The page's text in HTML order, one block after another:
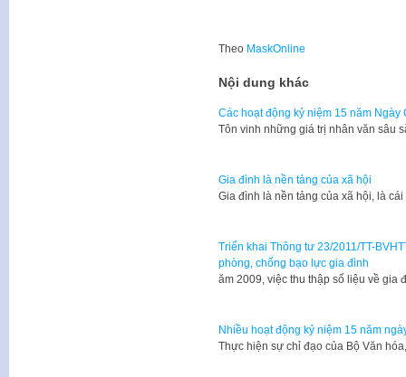
Theo MaskOnline
Nội dung khác
Các hoạt động kỷ niệm 15 năm Ngày
Tôn vinh những giá trị nhân văn sâu
Gia đình là nền tảng của xã hội
Gia đình là nền tảng của xã hội, là
Triển khai Thông tư 23/2011/TT-
phòng, chống bạo lực gia đình
​ăm 2009, việc thu thập số liệu về
Nhiều hoạt động kỷ niệm 15 năm
Thực hiện sự chỉ đạo của Bộ Văn